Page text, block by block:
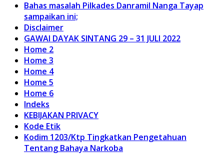
Bahas masalah Pilkades Danramil Nanga Tayap
sampaikan ini;
Disclaimer
GAWAI DAYAK SINTANG 29 – 31 JULI 2022
Home 2
Home 3
Home 4
Home 5
Home 6
Indeks
KEBIJAKAN PRIVACY
Kode Etik
Kodim 1203/Ktp Tingkatkan Pengetahuan
Tentang Bahaya Narkoba